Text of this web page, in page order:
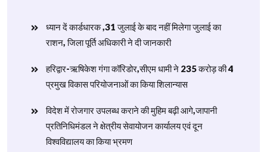
ध्यान दें कार्डधारक ,31 जुलाई के बाद नहीं मिलेगा जुलाई का
राशन, जिला पूर्ति अधिकारी ने दी जानकारी
हरिद्वार-ऋषिकेश गंगा कॉरिडोर,सीएम धामी ने 235 करोड़ की 4
प्रमुख विकास परियोजनाओं का किया शिलान्यास
विदेश में रोजगार उपलब्ध कराने की मुहिम बढ़ी आगे,जापानी
प्रतिनिधिमंडल ने क्षेत्रीय सेवायोजन कार्यालय एवं दून
विश्वविद्यालय का किया भ्रमण